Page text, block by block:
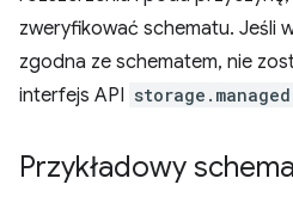
zweryfikować schematu. Jeśli
zgodna ze schematem, nie
interfejs API storage.managed
Przykładowy